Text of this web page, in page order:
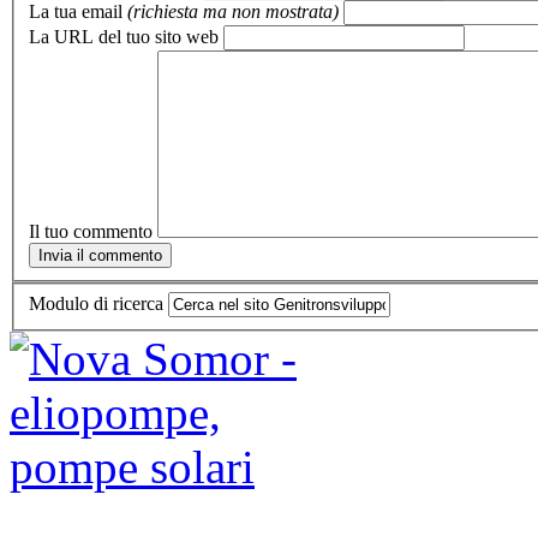
La tua email (richiesta ma non mostrata)
La URL del tuo sito web
Il tuo commento
Modulo di ricerca